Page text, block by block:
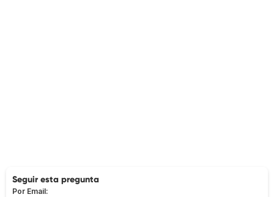
Seguir esta pregunta
Por Email: